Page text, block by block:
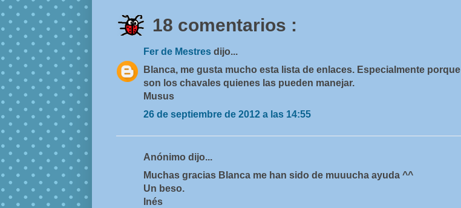
18 comentarios :
Fer de Mestres dijo...
Blanca, me gusta mucho esta lista de enlaces. Especialmente porque
son los chavales quienes las pueden manejar.
Musus
26 de septiembre de 2012 a las 14:55
Anónimo dijo...
Muchas gracias Blanca me han sido de muuucha ayuda ^^
Un beso.
Inés